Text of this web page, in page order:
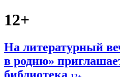
12+
На литературный
в родню»